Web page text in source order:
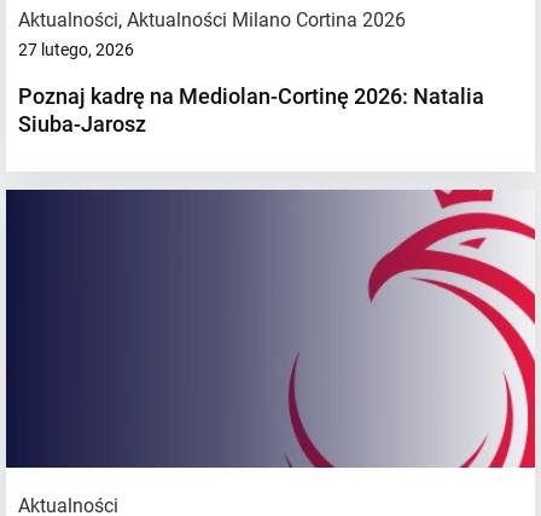
Aktualności, Aktualności Milano Cortina 2026
27 lutego, 2026
Poznaj kadrę na Mediolan-Cortinę 2026: Natalia
Siuba-Jarosz
Aktualności